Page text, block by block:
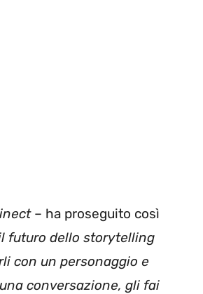
– ha proseguito così
futuro dello storytelling
con un personaggio e
conversazione, gli fai